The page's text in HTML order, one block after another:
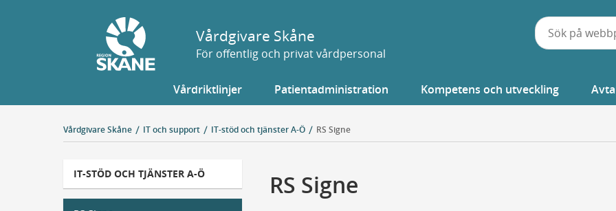
Vårdgivare Skåne
För offentlig och privat vårdpersonal
Vårdriktlinjer Patientadministration Kompetens och utveckling
Vårdgivare Skåne IT och support IT-stöd och tjänster A-Ö RS Signe
IT-STÖD OCH TJÄNSTER A-Ö RS Signe